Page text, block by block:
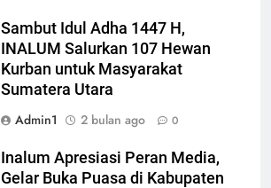
Sambut Idul Adha 1447 H,
INALUM Salurkan 107 Hewan
Kurban untuk Masyarakat
Sumatera Utara
Admin1
2 bulan ago 0
Inalum Apresiasi Peran Media,
Gelar Buka Puasa di Kabupaten